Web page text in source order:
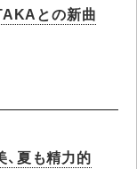
との新曲
夏も精力的